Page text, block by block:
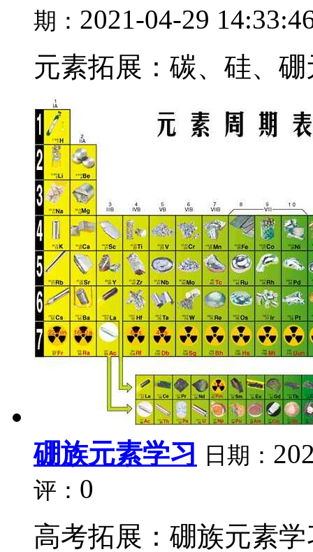
期： 2021-04-29
元素拓展：碳、硅、
硼族元素学习 日期：
评： 0
高考拓展：硼族元素学